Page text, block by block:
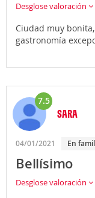
Desglose valoración
Ciudad muy
gastronomía
7.5
SARA
04/01/2021 En
Bellísimo
Desglose valoración